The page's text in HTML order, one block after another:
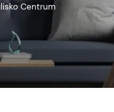
Centrum